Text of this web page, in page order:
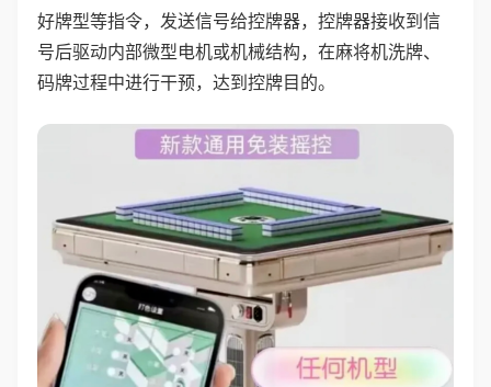
好牌型等指令，发送信号给控牌器，控牌器接收到信
号后驱动内部微型电机或机械结构，在麻将机洗牌、
码牌过程中进行干预，达到控牌目的。